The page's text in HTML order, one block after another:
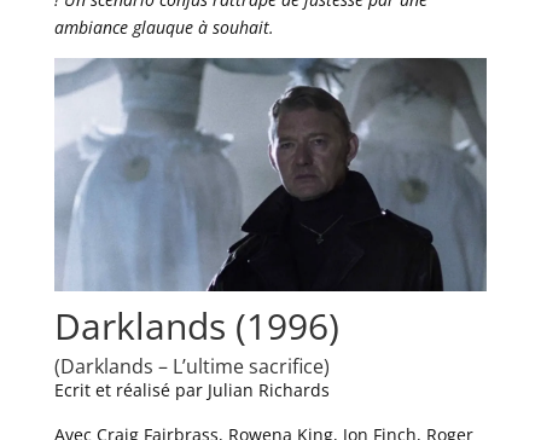
ambiance glauque à souhait.
Darklands (1996)
(Darklands – L’ultime sacrifice)
Ecrit et réalisé par Julian Richards
Avec Craig Fairbrass, Rowena King, Jon Finch, Roger